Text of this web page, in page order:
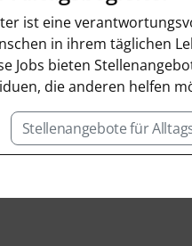
ist eine
in ihrem täglichen
Jobs bieten
die anderen helfen
Stellenangebote für